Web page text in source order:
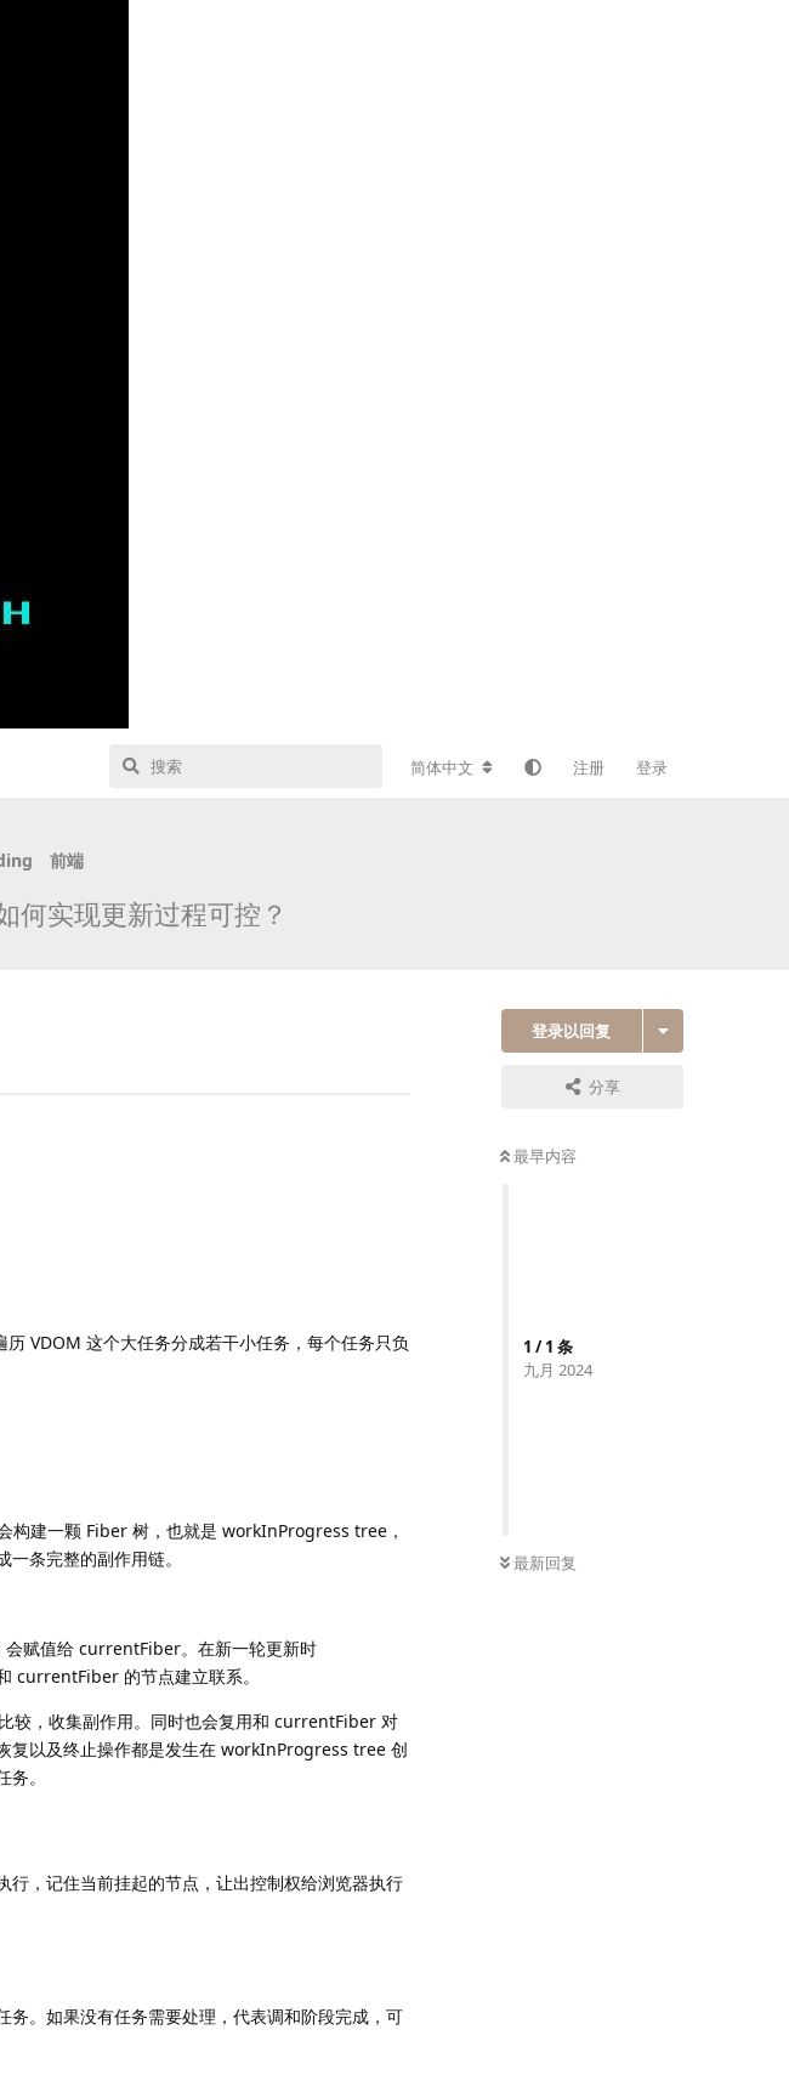
简体中文 注册 登录
前端
何实现更新过程可控？
登录以回复
分享
最早内容
1 /1 条
九月 2024
最新回复
VDOM 这个大任务分成若干小任务，每个任务只负
建一颗 Fiber 树，也就是 workInProgress tree，
条完整的副作用链。
赋值给 currentFiber。在新一轮更新时
的节点建立联系。
，收集副作用。同时也会复用和 currentFiber 对
复以及终止操作都是发生在 workInProgress tree 创
。
，记住当前挂起的节点，让出控制权给浏览器执行
。如果没有任务需要处理，代表调和阶段完成，可